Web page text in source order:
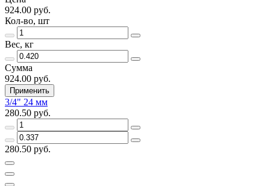
924.00 руб.
Кол-во, шт
Вес, кг
Сумма
924.00 руб.
Применить
3/4" 24 мм
280.50 руб.
280.50 руб.